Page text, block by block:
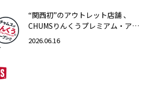
“関西初”のアウトレット店舗 、
CHUMSりんくうプレミアム・アウ
トレット店 2026年7月17日（金）
2026.06.16